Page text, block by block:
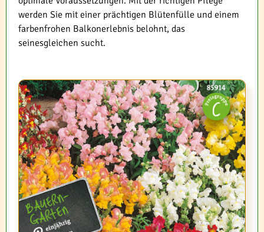
werden Sie mit einer prächtigen Blütenfülle und einem
farbenfrohen Balkonerlebnis belohnt, das
seinesgleichen sucht.